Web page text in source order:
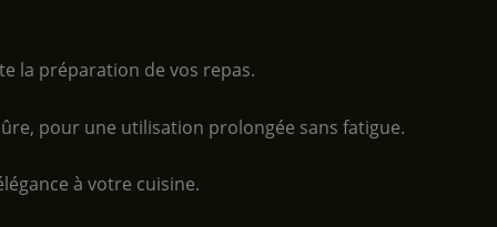
la préparation de vos repas.
pour une utilisation prolongée sans fatigue.
à votre cuisine.